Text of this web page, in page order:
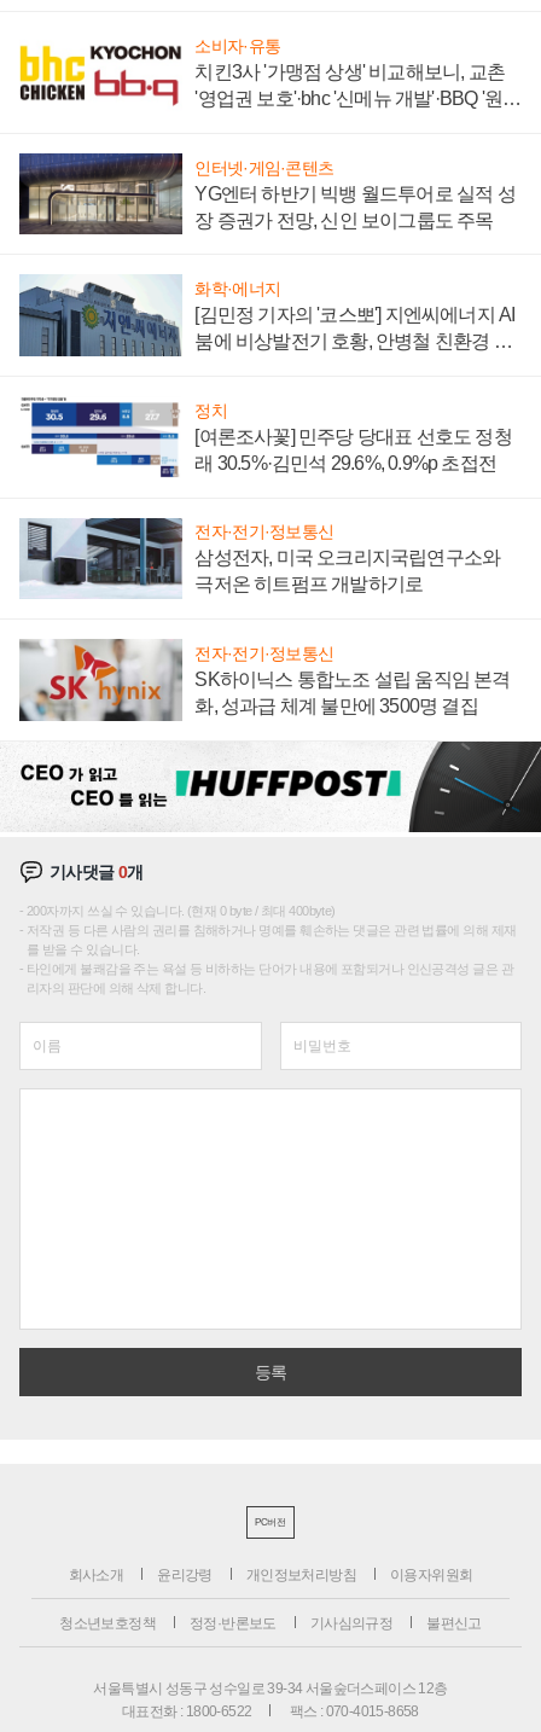
소비자·유통
치킨3사 '가맹점 상생' 비교해보니, 교촌
'영업권 보호'·bhc '신메뉴 개발'·BBQ '원가
인터넷·게임·콘텐츠
YG엔터 하반기 빅뱅 월드투어로 실적 성
장 증권가 전망, 신인 보이그룹도 주목
화학·에너지
[김민정 기자의 '코스뽀'] 지엔씨에너지 AI
붐에 비상발전기 호황, 안병철 친환경 에
정치
[여론조사꽃] 민주당 당대표 선호도 정청
래 30.5%·김민석 29.6%, 0.9%p 초접전
전자·전기·정보통신
삼성전자, 미국 오크리지국립연구소와
극저온 히트펌프 개발하기로
전자·전기·정보통신
SK하이닉스 통합노조 설립 움직임 본격
화, 성과급 체계 불만에 3500명 결집
기사댓글0개
200자까지 쓰실 수 있습니다. (현재 0 byte / 최대 400byte)
저작권 등 다른 사람의 권리를 침해하거나 명예를 훼손하는 댓글은 관련 법률에 의해 제재
를 받을 수 있습니다.
타인에게 불쾌감을 주는 욕설 등 비하하는 단어가 내용에 포함되거나 인신공격성 글은 관
리자의 판단에 의해 삭제 합니다.
PC버전
회사소개 윤리강령 개인정보처리방침 이용자위원회
청소년보호정책 정정·반론보도 기사심의규정 불편신고
서울특별시 성동구 성수일로 39-34 서울숲더스페이스 12층
대표전화 : 1800-6522
팩스 : 070-4015-8658